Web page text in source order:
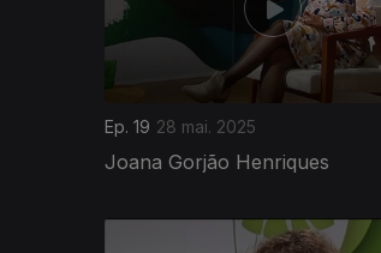
Ep. 19 28 mai. 2025
Joana Gorjão Henriques